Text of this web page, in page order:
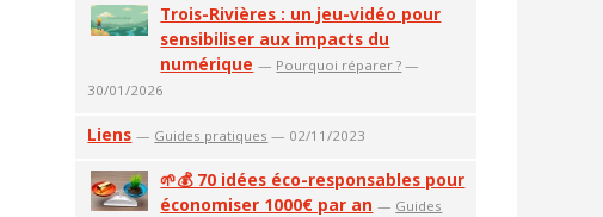
Trois-Rivières : un jeu-vidéo pour
sensibiliser aux impacts du
numérique — Pourquoi réparer ? —
30/01/2026
Liens — Guides pratiques — 02/11/2023
🌱💰 70 idées éco-responsables pour
économiser 1000€ par an — Guides